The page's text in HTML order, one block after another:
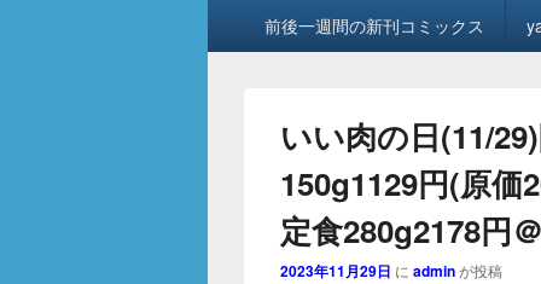
前後一週間の新刊コミックス
いい肉の日(11/
150g1129円(原価
定食280g2178円
2023年11月29日 に adminが投稿